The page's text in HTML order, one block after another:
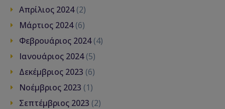
Απρίλιος 2024(2)
Μάρτιος 2024(6)
Φεβρουάριος 2024(4)
Ιανουάριος 2024(5)
Δεκέμβριος 2023 (6)
Νοέμβριος 2023 (1)
Σεπτέμβριος 2023 (2)